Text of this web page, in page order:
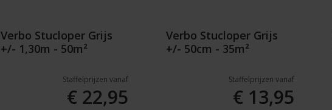
Verbo Stucloper Grijs
+/- 1,30m - 50m²
Staffelprijzen vanaf
€ 22,95
Verbo Stucloper Grijs
+/- 50cm - 35m²
Staffelprijzen vanaf
€ 13,95